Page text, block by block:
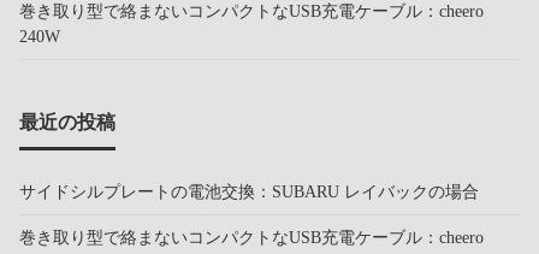
巻き取り型で絡まないコンパクトなUSB充電ケーブル：cheero
240W
最近の投稿
サイドシルプレートの電池交換：SUBARU レイバックの場合
巻き取り型で絡まないコンパクトなUSB充電ケーブル：cheero